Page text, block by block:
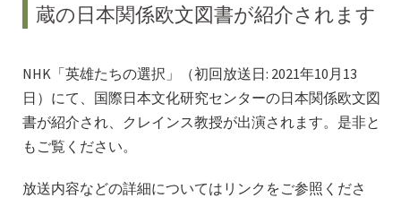
蔵の日本関係欧文図書が紹介されます
NHK「英雄たちの選択」（初回放送日: 2021年10月13
日）にて、国際日本文化研究センターの日本関係欧文図
書が紹介され、クレインス教授が出演されます。是非と
もご覧ください。
放送内容などの詳細についてはリンクをご参照くださ